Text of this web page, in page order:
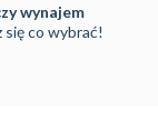
wynajem
się co wybrać!